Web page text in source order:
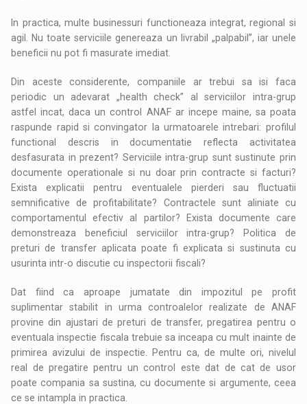
In practica, multe businessuri functioneaza integrat, regional si
agil. Nu toate serviciile genereaza un livrabil „palpabil”, iar unele
beneficii nu pot fi masurate imediat.
Din aceste considerente, companiile ar trebui sa isi faca
periodic un adevarat „health check” al serviciilor intra-grup
astfel incat, daca un control ANAF ar incepe maine, sa poata
raspunde rapid si convingator la urmatoarele intrebari: profilul
functional descris in documentatie reflecta activitatea
desfasurata in prezent? Serviciile intra-grup sunt sustinute prin
documente operationale si nu doar prin contracte si facturi?
Exista explicatii pentru eventualele pierderi sau fluctuatii
semnificative de profitabilitate? Contractele sunt aliniate cu
comportamentul efectiv al partilor? Exista documente care
demonstreaza beneficiul serviciilor intra-grup? Politica de
preturi de transfer aplicata poate fi explicata si sustinuta cu
usurinta intr-o discutie cu inspectorii fiscali?
Dat fiind ca aproape jumatate din impozitul pe profit
suplimentar stabilit in urma controalelor realizate de ANAF
provine din ajustari de preturi de transfer, pregatirea pentru o
eventuala inspectie fiscala trebuie sa inceapa cu mult inainte de
primirea avizului de inspectie. Pentru ca, de multe ori, nivelul
real de pregatire pentru un control este dat de cat de usor
poate compania sa sustina, cu documente si argumente, ceea
ce se intampla in practica.